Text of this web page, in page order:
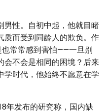
男性。自初中起，他就目睹
质而受到同龄人的欺负。作
也常常感到害怕——一旦别
会不会是相同的困境？后来
学时代，他始终不愿意在学
年发布的研究称，国内缺